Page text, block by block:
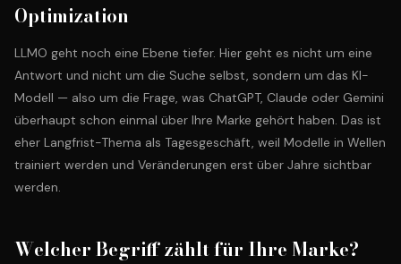
Optimization
LLMO geht noch eine Ebene tiefer. Hier geht es nicht um eine
Antwort und nicht um die Suche selbst, sondern um das KI-
Modell — also um die Frage, was ChatGPT, Claude oder Gemini
überhaupt schon einmal über Ihre Marke gehört haben. Das ist
eher Langfrist-Thema als Tagesgeschäft, weil Modelle in Wellen
trainiert werden und Veränderungen erst über Jahre sichtbar
werden.
Welcher Begriff zählt für Ihre Marke?